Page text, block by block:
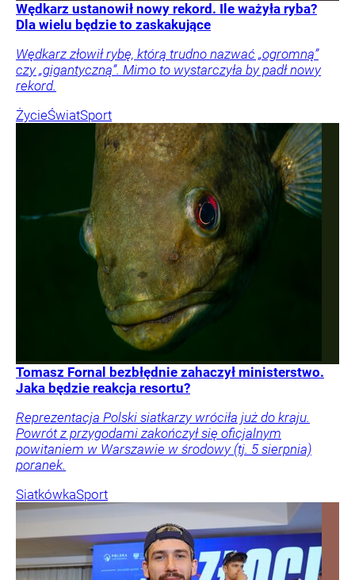
Wędkarz ustanowił nowy rekord. Ile ważyła ryba?
Dla wielu będzie to zaskakujące
Wędkarz złowił rybę, którą trudno nazwać „ogromną”
czy „gigantyczną”. Mimo to wystarczyła by padł nowy
rekord.
ŻycieŚwiatSport
Tomasz Fornal bezbłędnie zahaczył ministerstwo.
Jaka będzie reakcja resortu?
Reprezentacja Polski siatkarzy wróciła już do kraju.
Powrót z przygodami zakończył się oficjalnym
powitaniem w Warszawie w środowy (tj. 5 sierpnia)
poranek.
SiatkówkaSport